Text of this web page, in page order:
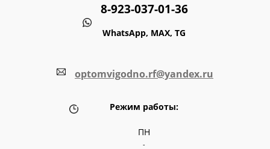
8-923-037-01-36
WhatsApp, MAX, TG
optomvigodno.rf@yandex.ru
Режим работы:
ПН
-